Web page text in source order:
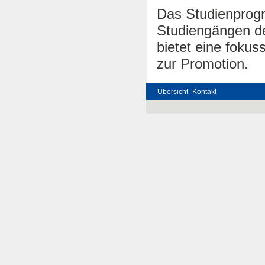
Das
Studiengängen
bietet eine
zur Promotion.
Übersicht Kontakt